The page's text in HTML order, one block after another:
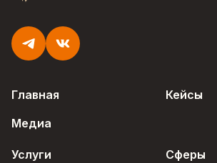
Главная
Кейсы
Медиа
Услуги Сферы